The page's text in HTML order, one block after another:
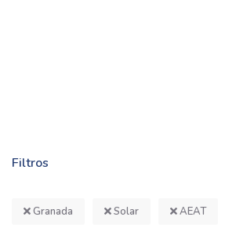
Filtros
Granada Solar AEAT